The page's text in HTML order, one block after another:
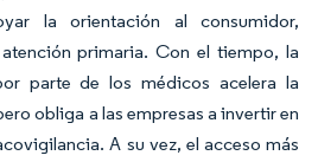
la orientación al consumidor,
primaria. Con el tiempo, la
parte de los médicos acelera la
obliga a las empresas a invertir en
A su vez, el acceso más